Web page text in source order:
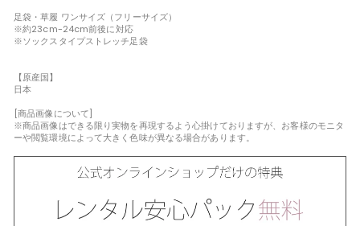
足袋・草履 ワンサイズ（フリーサイズ）
※約23cm-24cm前後に対応
※ソックスタイプストレッチ足袋
【原産国】
日本
[商品画像について]
※商品画像はできる限り実物を再現するよう心掛けておりますが、お客様のモニタ
ーや閲覧環境によって大きく色味が異なる場合があります。